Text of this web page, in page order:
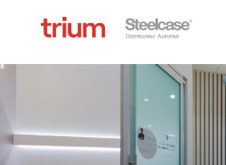
SECTEUR :